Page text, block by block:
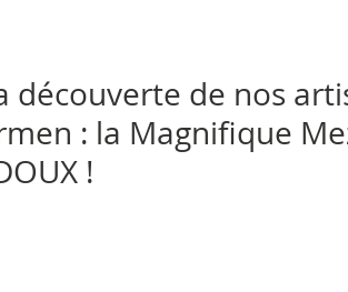
découverte de nos
: la Magnifique
!